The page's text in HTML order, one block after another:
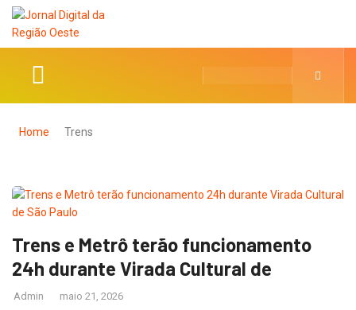
Home Trens
Trens e Metrô terão funcionamento
24h durante Virada Cultural de
Admin maio 21, 2026